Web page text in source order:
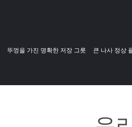
뚜껑을 가진 명확한 저장 그릇 큰 나사 정상